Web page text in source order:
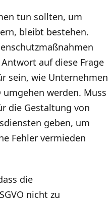
tun sollten, um
bleibt bestehen.
auf diese Frage
sein, wie Unternehmen
werden. Muss
die Gestaltung von
geben, um
Fehler vermieden
die
nicht zu